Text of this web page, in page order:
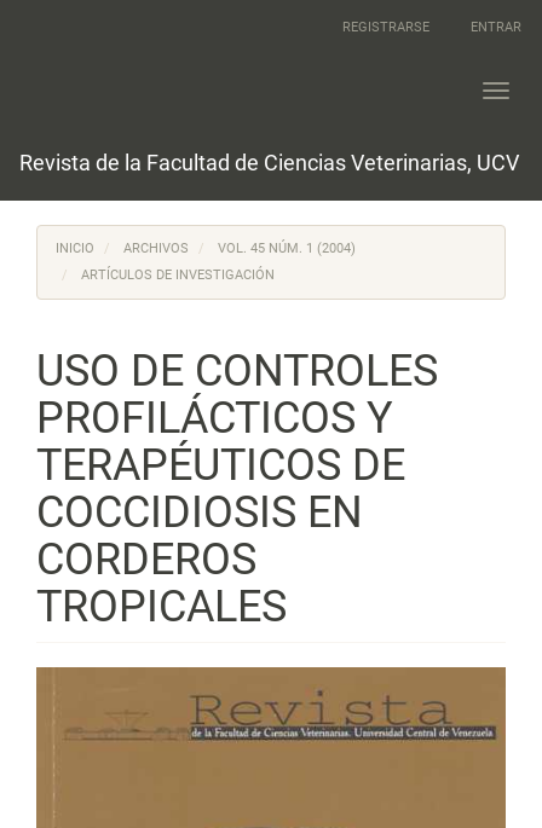
REGISTRARSE ENTRAR
Revista de la Facultad de Ciencias Veterinarias, UCV
INICIO ARCHIVOS
VOL. 45 NÚM. 1 (2004)
ARTÍCULOS DE INVESTIGACIÓN
USO DE CONTROLES
PROFILÁCTICOS Y
TERAPÉUTICOS DE
COCCIDIOSIS EN
CORDEROS
TROPICALES
lateral
del
artículo